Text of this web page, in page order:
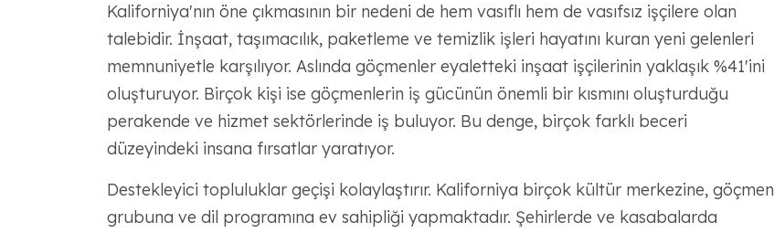
Kaliforniya'nın öne çıkmasının bir nedeni de hem vasıflı hem de vasıfsız işçilere olan
talebidir. İnşaat, taşımacılık, paketleme ve temizlik işleri hayatını kuran yeni gelenleri
memnuniyetle karşılıyor. Aslında göçmenler eyaletteki inşaat işçilerinin yaklaşık %41'ini
oluşturuyor. Birçok kişi ise göçmenlerin iş gücünün önemli bir kısmını oluşturduğu
perakende ve hizmet sektörlerinde iş buluyor. Bu denge, birçok farklı beceri
düzeyindeki insana fırsatlar yaratıyor.
Destekleyici topluluklar geçişi kolaylaştırır. Kaliforniya birçok kültür merkezine, göçmen
grubuna ve dil programına ev sahipliği yapmaktadır. Şehirlerde ve kasabalarda